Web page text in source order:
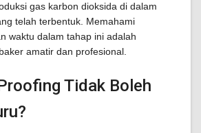
gas karbon dioksida di dalam
telah terbentuk. Memahami
waktu dalam tahap ini adalah
amatir dan profesional.
Tidak Boleh